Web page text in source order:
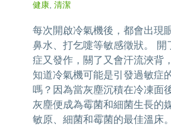
健康, 清潔
每次開啟冷氣機後，都會出現
鼻水、打乞嚏等敏感徵狀。 開
症又發作，關了又會汗流浹背
知道冷氣機可能是引發過敏症
嗎？因為當灰塵沉積在冷凍面
灰塵便成為霉菌和細菌生長的
敏原、細菌和霉菌的最佳溫床